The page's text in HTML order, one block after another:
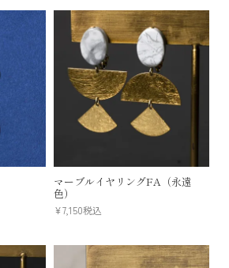
マーブルイヤリングFA（永遠
色）
¥7,150税込